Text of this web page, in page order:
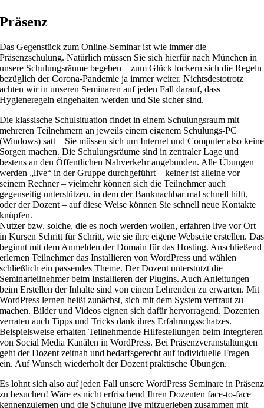
Präsenz
Das Gegenstück zum Online-Seminar ist wie immer die
Präsenzschulung. Natürlich müssen Sie sich hierfür nach München in
unsere Schulungsräume begeben – zum Glück lockern sich die Regeln
bezüglich der Corona-Pandemie ja immer weiter. Nichtsdestotrotz
achten wir in unseren Seminaren auf jeden Fall darauf, dass
Hygieneregeln eingehalten werden und Sie sicher sind.
Die klassische Schulsituation findet in einem Schulungsraum mit
mehreren Teilnehmern an jeweils einem eigenem Schulungs-PC
(Windows) satt – Sie müssen sich um Internet und Computer also keine
Sorgen machen. Die Schulungsräume sind in zentraler Lage und
bestens an den Öffentlichen Nahverkehr angebunden. Alle Übungen
werden „live“ in der Gruppe durchgeführt – keiner ist alleine vor
seinem Rechner – vielmehr können sich die Teilnehmer auch
gegenseitig unterstützen, in dem der Banknachbar mal schnell hilft,
oder der Dozent – auf diese Weise können Sie schnell neue Kontakte
knüpfen.
Nutzer bzw. solche, die es noch werden wollen, erfahren live vor Ort
in Kursen Schritt für Schritt, wie sie ihre eigene Webseite erstellen. Das
beginnt mit dem Anmelden der Domain für das Hosting. Anschließend
erlernen Teilnehmer das Installieren von WordPress und wählen
schließlich ein passendes Theme. Der Dozent unterstützt die
Seminarteilnehmer beim Installieren der Plugins. Auch Anleitungen
beim Erstellen der Inhalte sind von einem Lehrenden zu erwarten. Mit
WordPress lernen heißt zunächst, sich mit dem System vertraut zu
machen. Bilder und Videos eignen sich dafür hervorragend. Dozenten
verraten auch Tipps und Tricks dank ihres Erfahrungsschatzes.
Beispielsweise erhalten Teilnehmende Hilfestellungen beim Integrieren
von Social Media Kanälen in WordPress. Bei Präsenzveranstaltungen
geht der Dozent zeitnah und bedarfsgerecht auf individuelle Fragen
ein. Auf Wunsch wiederholt der Dozent praktische Übungen.
Es lohnt sich also auf jeden Fall unsere WordPress Seminare in Präsenz
zu besuchen! Wäre es nicht erfrischend Ihren Dozenten face-to-face
kennenzulernen und die Schulung live mitzuerleben zusammen mit